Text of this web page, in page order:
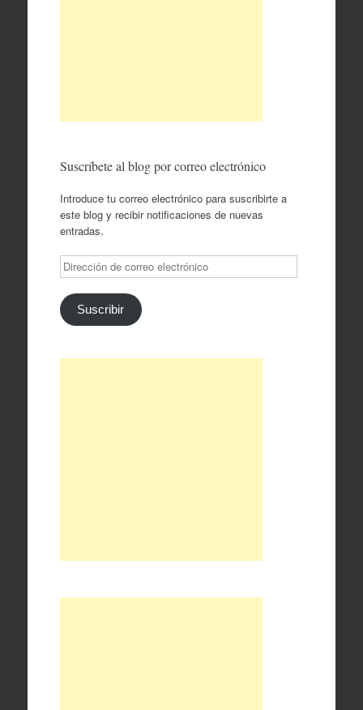
Suscríbete al blog por correo electrónico
Introduce tu correo electrónico para suscribirte a
este blog y recibir notificaciones de nuevas
entradas.
Dirección
de
correo
electrónico
Suscribir